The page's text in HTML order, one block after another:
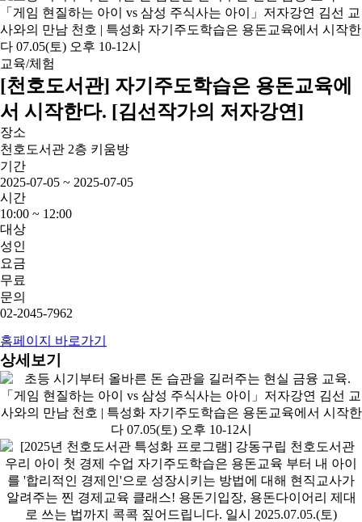
교육/체험
[천호도서관] 자기주도학습은 용돈교육에
서 시작한다. [김선작가의 저자강연]
장소
천호도서관 2층 키움방
기간
2025-07-05 ~ 2025-07-05
시간
10:00 ~ 12:00
대상
성인
요금
무료
문의
02-2045-7962
홈페이지 바로가기
상세보기